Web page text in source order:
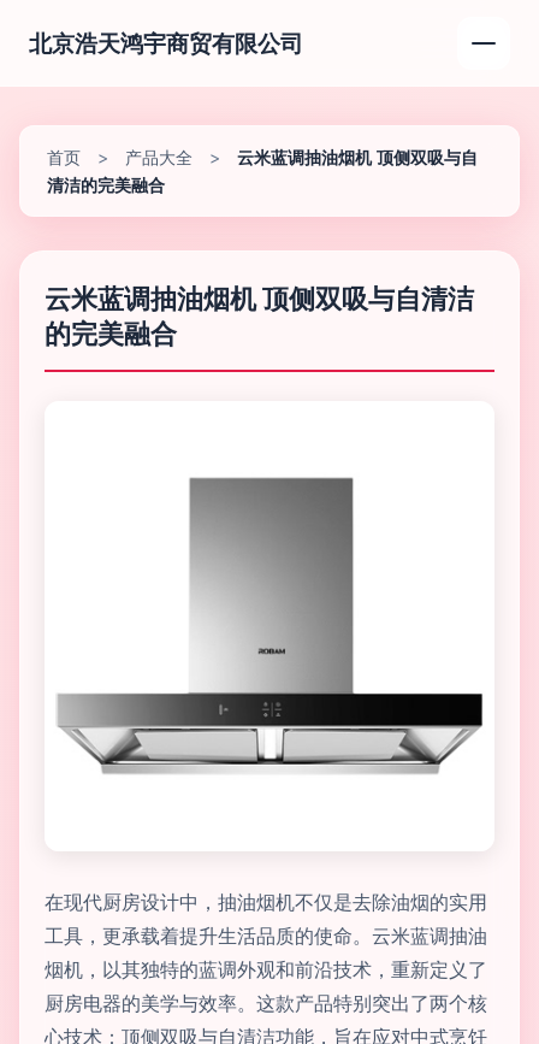
北京浩天鸿宇商贸有限公司
首页 > 产品大全 >
云米蓝调抽油烟机 顶侧双吸与自
清洁的完美融合
云米蓝调抽油烟机 顶侧双吸与自清洁
的完美融合
在现代厨房设计中，抽油烟机不仅是去除油烟的实用
工具，更承载着提升生活品质的使命。云米蓝调抽油
烟机，以其独特的蓝调外观和前沿技术，重新定义了
厨房电器的美学与效率。这款产品特别突出了两个核
心技术：顶侧双吸与自清洁功能，旨在应对中式烹饪